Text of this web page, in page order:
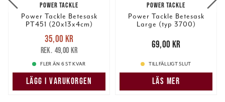
POWER TACKLE
Power Tackle Betesask
PT451 (20x13x4cm)
Nuvarande pris
35,00 krTidigare pris
49,00 kr
35,00 kr
49,00 kr
FLER ÄN 6 ST KVAR
LÄGG I VARUKORGEN
POWER TACKLE
Power Tackle Betesask
Large (typ 3700)
69,00 kr
69,00 kr
TILLFÄLLIGT SLUT
LÄS MER